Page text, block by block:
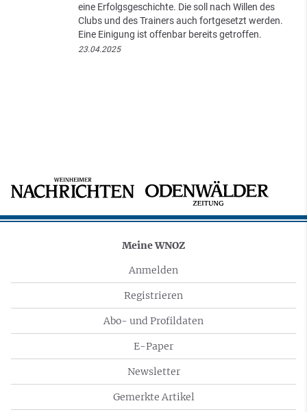
eine Erfolgsgeschichte. Die soll nach Willen des
Clubs und des Trainers auch fortgesetzt werden.
Eine Einigung ist offenbar bereits getroffen.
23.04.2025
Meine WNOZ
Anmelden
Registrieren
Abo- und Profildaten
E-Paper
Newsletter
Gemerkte Artikel